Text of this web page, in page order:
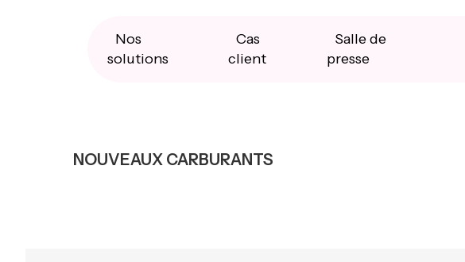
Nos
solutions
Cas
client
Salle de
presse
NOUVEAUX CARBURANTS